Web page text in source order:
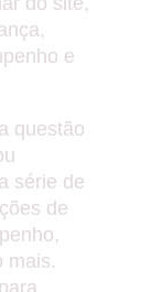
e
questão
série de
de
mais.